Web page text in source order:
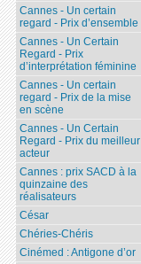
Cannes - Un certain
regard - Prix d’ensemble
Cannes - Un Certain
Regard - Prix
d’interprétation féminine
Cannes - Un certain
regard - Prix de la mise
en scène
Cannes - Un Certain
Regard - Prix du meilleur
acteur
Cannes : prix SACD à la
quinzaine des
réalisateurs
César
Chéries-Chéris
Cinémed : Antigone d’or